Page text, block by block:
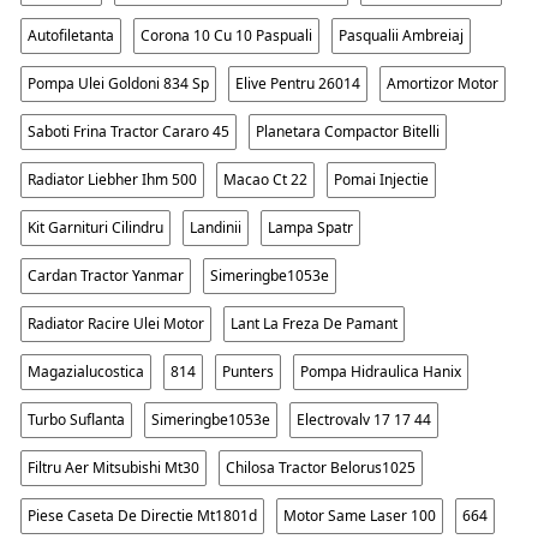
Autofiletanta Corona 10 Cu 10 Paspuali Pasqualii Ambreiaj
Pompa Ulei Goldoni 834 Sp Elive Pentru 26014 Amortizor Motor
Saboti Frina Tractor Cararo 45 Planetara Compactor Bitelli
Radiator Liebher Ihm 500 Macao Ct 22 Pomai Injectie
Kit Garnituri Cilindru Landinii Lampa Spatr
Cardan Tractor Yanmar Simeringbe1053e
Radiator Racire Ulei Motor Lant La Freza De Pamant
Magazialucostica 814 Punters Pompa Hidraulica Hanix
Turbo Suflanta Simeringbe1053e Electrovalv 17 17 44
Filtru Aer Mitsubishi Mt30 Chilosa Tractor Belorus1025
Piese Caseta De Directie Mt1801d Motor Same Laser 100 664